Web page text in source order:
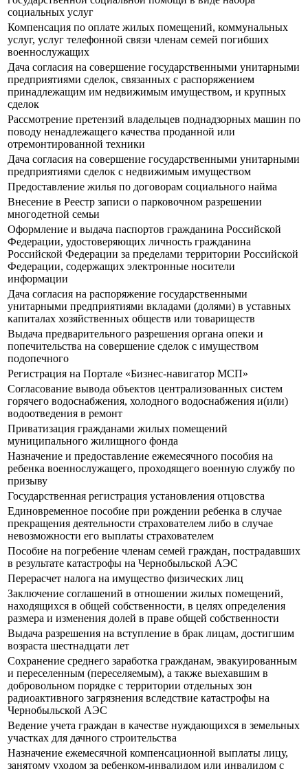
социальных услуг
Компенсация по оплате жилых помещений, коммунальных
услуг, услуг телефонной связи членам семей погибших
военнослужащих
Дача согласия на совершение государственными унитарными
предприятиями сделок, связанных с распоряжением
принадлежащим им недвижимым имуществом, и крупных
сделок
Рассмотрение претензий владельцев поднадзорных машин по
поводу ненадлежащего качества проданной или
отремонтированной техники
Дача согласия на совершение государственными унитарными
предприятиями сделок с недвижимым имуществом
Предоставление жилья по договорам социального найма
Внесение в Реестр записи о парковочном разрешении
многодетной семьи
Оформление и выдача паспортов гражданина Российской
Федерации, удостоверяющих личность гражданина
Российской Федерации за пределами территории Российской
Федерации, содержащих электронные носители
информации
Дача согласия на распоряжение государственными
унитарными предприятиями вкладами (долями) в уставных
капиталах хозяйственных обществ или товариществ
Выдача предварительного разрешения органа опеки и
попечительства на совершение сделок с имуществом
подопечного
Регистрация на Портале «Бизнес-навигатор МСП»
Согласование вывода объектов централизованных систем
горячего водоснабжения, холодного водоснабжения и(или)
водоотведения в ремонт
Приватизация гражданами жилых помещений
муниципального жилищного фонда
Назначение и предоставление ежемесячного пособия на
ребенка военнослужащего, проходящего военную службу по
призыву
Государственная регистрация установления отцовства
Единовременное пособие при рождении ребенка в случае
прекращения деятельности страхователем либо в случае
невозможности его выплаты страхователем
Пособие на погребение членам семей граждан, пострадавших
в результате катастрофы на Чернобыльской АЭС
Перерасчет налога на имущество физических лиц
Заключение соглашений в отношении жилых помещений,
находящихся в общей собственности, в целях определения
размера и изменения долей в праве общей собственности
Выдача разрешения на вступление в брак лицам, достигшим
возраста шестнадцати лет
Сохранение среднего заработка гражданам, эвакуированным
и переселенным (переселяемым), а также выехавшим в
добровольном порядке с территории отдельных зон
радиоактивного загрязнения вследствие катастрофы на
Чернобыльской АЭС
Ведение учета граждан в качестве нуждающихся в земельных
участках для дачного строительства
Назначение ежемесячной компенсационной выплаты лицу,
занятому уходом за ребенком-инвалидом или инвалидом с